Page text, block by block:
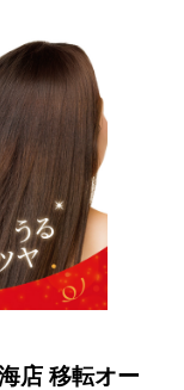
店 移転オー